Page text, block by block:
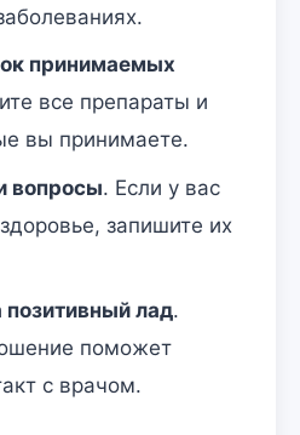
принимаемых
все препараты и
вы принимаете.
вопросы. Если у вас
запишите их
позитивный лад.
поможет
с врачом.